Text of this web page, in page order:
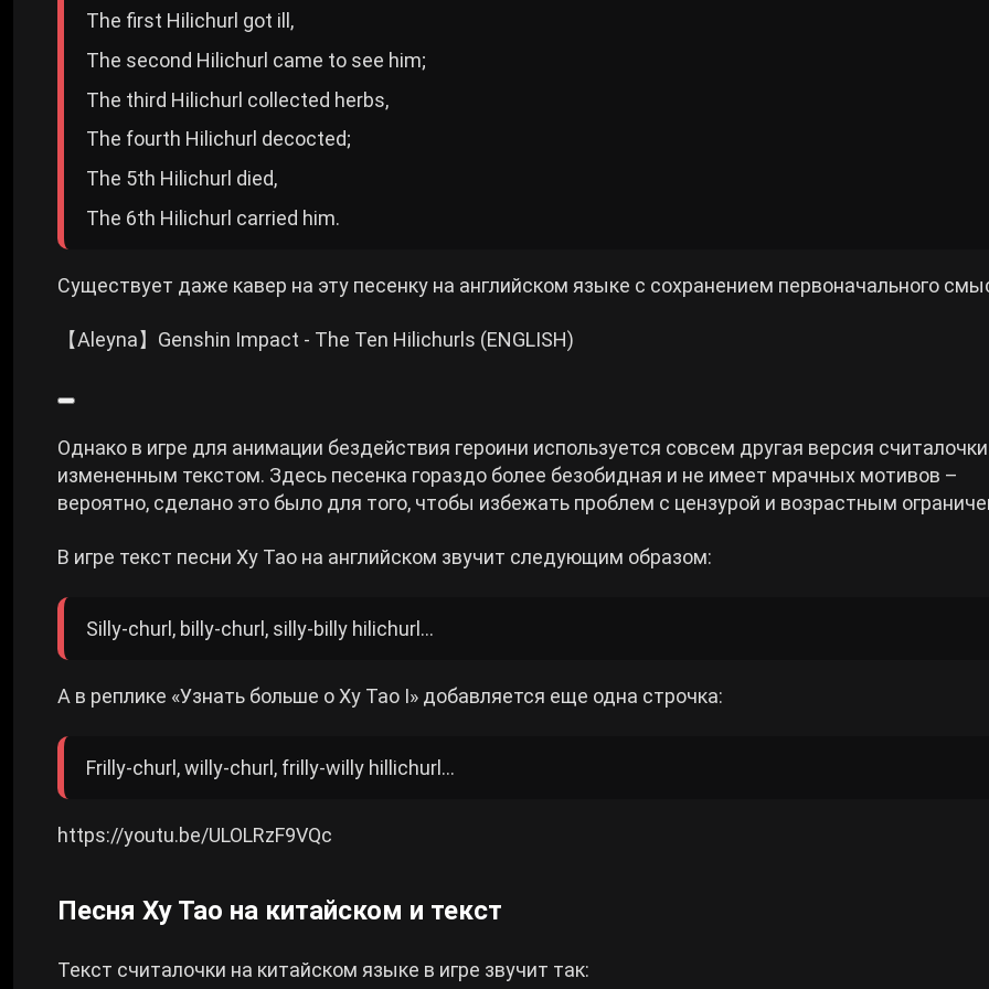
The first Hilichurl got ill,
The second Hilichurl came to see him;
The third Hilichurl collected herbs,
The fourth Hilichurl decocted;
The 5th Hilichurl died,
The 6th Hilichurl carried him.
Существует даже кавер на эту песенку на английском языке с сохранением первоначального
【Aleyna】Genshin Impact - The Ten Hilichurls (ENGLISH)
Однако в игре для анимации бездействия героини используется совсем другая версия
измененным текстом. Здесь песенка гораздо более безобидная и не имеет мрачных мотивов –
вероятно, сделано это было для того, чтобы избежать проблем с цензурой и возрастным
В игре текст песни Ху Тао на английском звучит следующим образом:
Silly-churl, billy-churl, silly-billy hilichurl…
А в реплике «Узнать больше о Ху Тао I» добавляется еще одна строчка:
Frilly-churl, willy-churl, frilly-willy hillichurl…
https://youtu.be/ULOLRzF9VQc
Песня Ху Тао на китайском и текст
Текст считалочки на китайском языке в игре звучит так: